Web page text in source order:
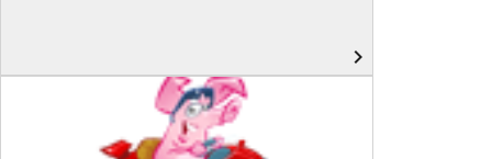
navigate_next